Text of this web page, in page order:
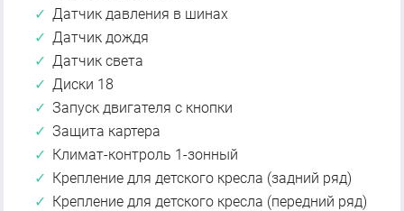
Датчик давления в шинах
Датчик дождя
Датчик света
Диски 18
Запуск двигателя с кнопки
Защита картера
Климат-контроль 1-зонный
Крепление для детского кресла (задний ряд)
Крепление для детского кресла (передний ряд)